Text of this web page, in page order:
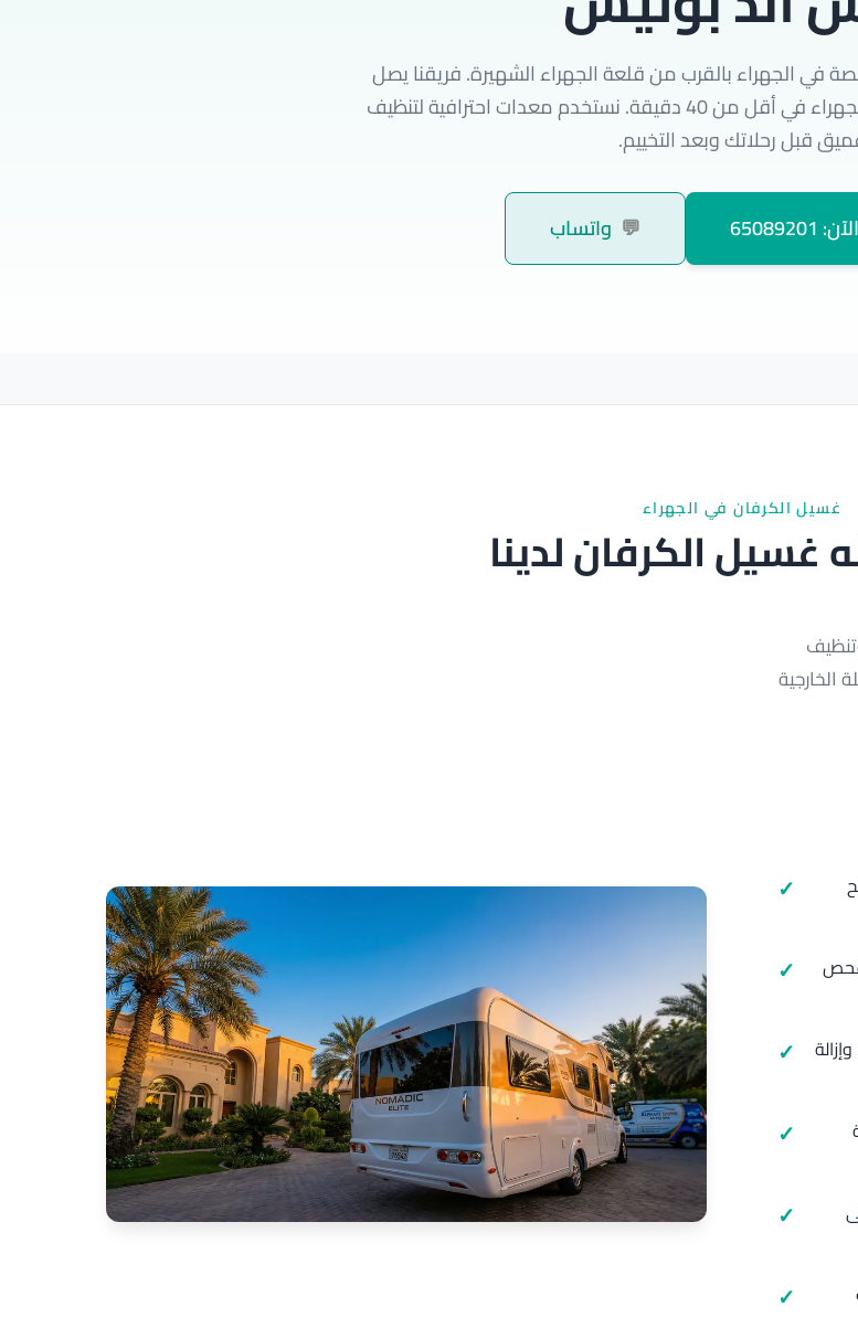
في الجهراء بالقرب من قلعة الجهراء الشهيرة. فريقنا يصل
إليك بسرعة عبر الطريق الرئيسي للجهراء في أقل من 40 دقيقة. نستخدم معدات احترافية لتنظيف
قبل رحلاتك وبعد التخييم.
💬 واتساب
غسيل الكرفان في الجهراء
غسيل الكرفان لدينا
الخارجية